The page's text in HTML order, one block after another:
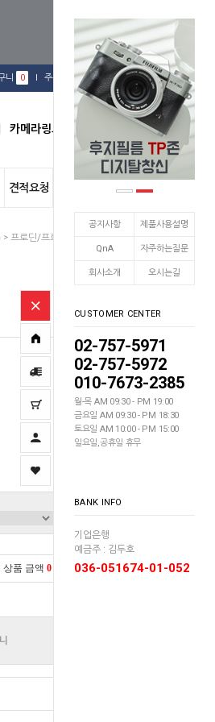
공지사항 제품사용설명
QnA 자주하는질문
회사소개 오시는길
CUSTOMER CENTER
02-757-5971
02-757-5972
010-7673-2385
월-목 AM 09:30 - PM 19:00
금요일 AM 09:30 - PM 18:30
토요일 AM 10:00 - PM 15:00
일요일,공휴일 휴무
BANK INFO
기업은행
예금주 : 김두호
036-051674-01-052
니 0 주문배송 관심상품
카메라링크
견적요청
> 프로딘/프로스팟
상품 금액 0